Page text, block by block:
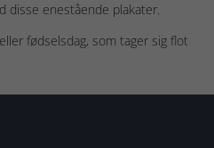
enestående plakater.
fødselsdag, som tager sig flot